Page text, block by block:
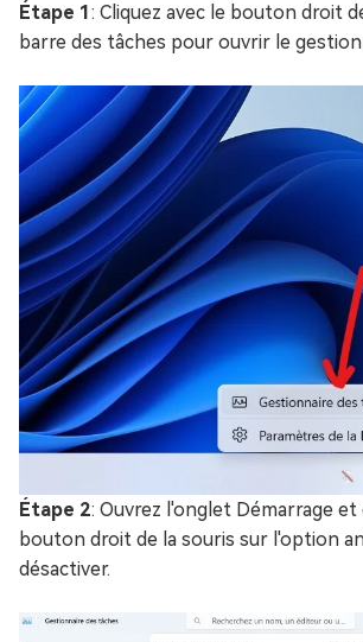
Étape 1: Cliquez avec le bouton droit
barre des tâches pour ouvrir le
Étape 2: Ouvrez l'onglet Démarrage et
bouton droit de la souris sur l'option
désactiver.